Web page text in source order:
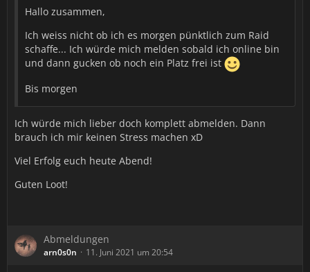
Hallo zusammen,
Ich weiss nicht ob ich es morgen pünktlich zum Raid
schaffe... Ich würde mich melden sobald ich online bin
und dann gucken ob noch ein Platz frei ist
Bis morgen
Ich würde mich lieber doch komplett abmelden. Dann
brauch ich mir keinen Stress machen xD
Viel Erfolg euch heute Abend!
Guten Loot!
Abmeldungen
arn0s0n 11. Juni 2021 um 20:54